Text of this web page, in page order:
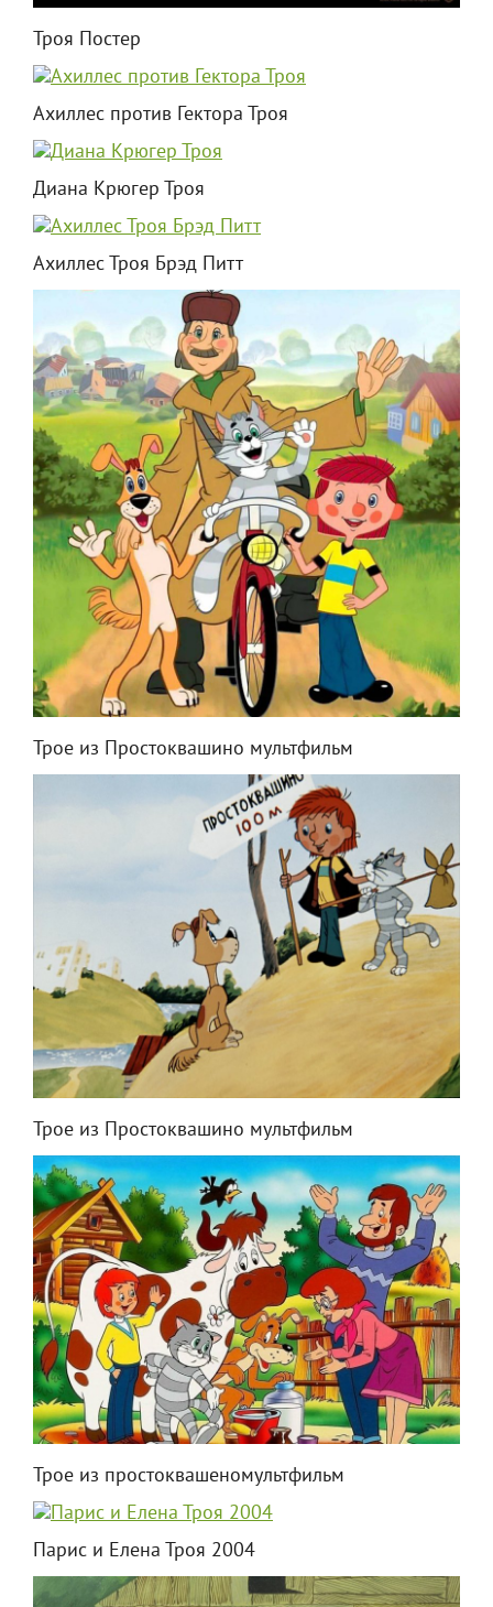
Троя Постер
Ахиллес против Гектора Троя
Диана Крюгер Троя
Ахиллес Троя Брэд Питт
Трое из Простоквашино мультфильм
Трое из Простоквашино мультфильм
Трое из простоквашеномультфильм
Парис и Елена Троя 2004